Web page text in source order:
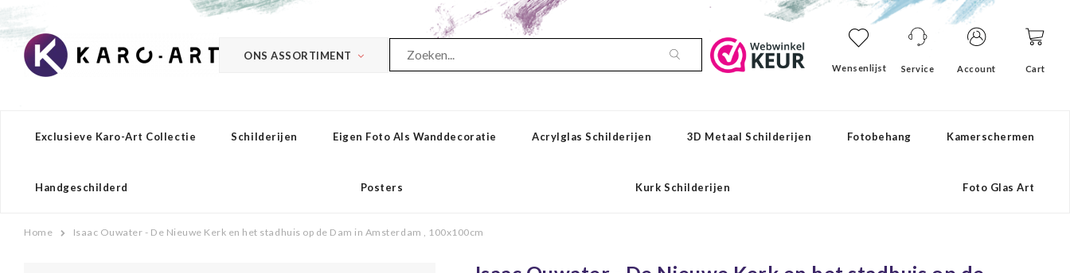
ONS ASSORTIMENT
Wensenlijst Service Account Cart
Exclusieve Karo-Art Collectie Schilderijen Eigen Foto Als Wanddecoratie Acrylglas Schilderijen 3D Metaal Schilderijen Fotobehang Kamerschermen
Handgeschilderd Posters Kurk Schilderijen Foto Glas Art
Home Isaac Ouwater - De Nieuwe Kerk en het stadhuis op de Dam in Amsterdam , 100x100cm